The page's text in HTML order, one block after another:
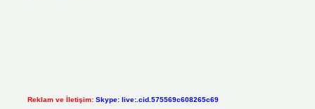
Reklam ve İletişim: Skype: live:.cid.575569c608265c69